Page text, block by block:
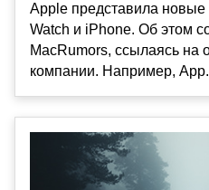
Apple представила
Watch и iPhone. Об этом
MacRumors, ссылаясь на
компании. Например,